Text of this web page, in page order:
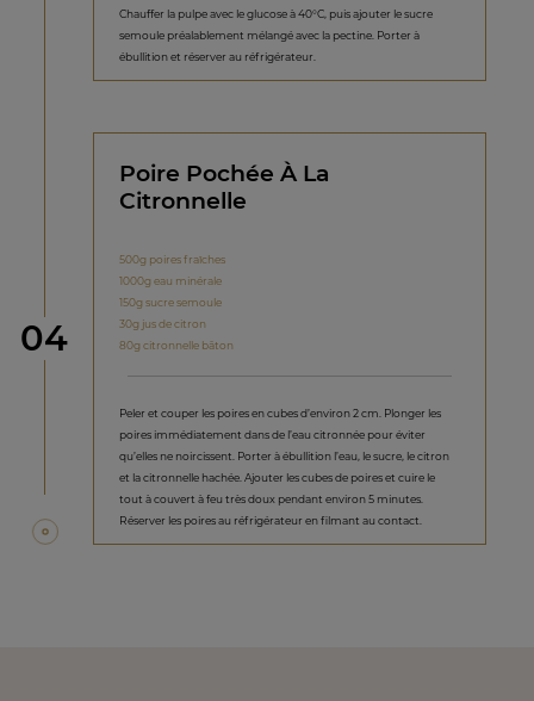
Chauffer la pulpe avec le glucose à 40°C, puis ajouter le sucre
semoule préalablement mélangé avec la pectine. Porter à
ébullition et réserver au réfrigérateur.
étape
04
Poire Pochée À La
Citronnelle
500g poires fraîches
1000g eau minérale
150g sucre semoule
30g jus de citron
80g citronnelle bâton
Peler et couper les poires en cubes d’environ 2 cm. Plonger les
poires immédiatement dans de l’eau citronnée pour éviter
qu’elles ne noircissent. Porter à ébullition l’eau, le sucre, le citron
et la citronnelle hachée. Ajouter les cubes de poires et cuire le
tout à couvert à feu très doux pendant environ 5 minutes.
Réserver les poires au réfrigérateur en filmant au contact.